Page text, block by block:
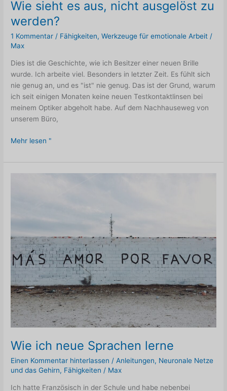
Wie sieht es aus, nicht ausgelöst zu
werden?
1 Kommentar / Fähigkeiten,Werkzeuge für emotionale Arbeit /
Max
Dies ist die Geschichte, wie ich Besitzer einer neuen Brille
wurde. Ich arbeite viel. Besonders in letzter Zeit. Es fühlt sich
nie genug an, und es "ist" nie genug. Das ist der Grund, warum
ich seit einigen Monaten keine neuen Testkontaktlinsen bei
meinem Optiker abgeholt habe. Auf dem Nachhauseweg von
unserem Büro,
Wie
es
Mehr lesen "
Wie ich neue Sprachen lerne
Einen Kommentar hinterlassen / Anleitungen, Neuronale Netze
und das Gehirn, Fähigkeiten / Max
Ich hatte Französisch in der Schule und habe nebenbei